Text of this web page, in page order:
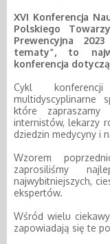
XVI Konferencja
Polskiego
Prewencyjna
tematy”, to
konferencja
Cykl
multidyscyplinarne
które
internistów, lekarzy
dziedzin medycyny i
Wzorem
zaprosiliśmy
najwybitniejszych,
ekspertów.
Wśród wielu
zapowiadają się te